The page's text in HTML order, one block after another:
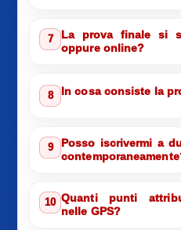
7
La prova finale si
oppure online?
8 In cosa consiste la
9
Posso iscrivermi a
10 Quanti punti
nelle GPS?